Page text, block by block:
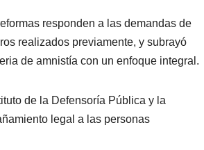
responden a las demandas de
realizados previamente, y subrayó
de amnistía con un enfoque integral.
de la Defensoría Pública y la
legal a las personas